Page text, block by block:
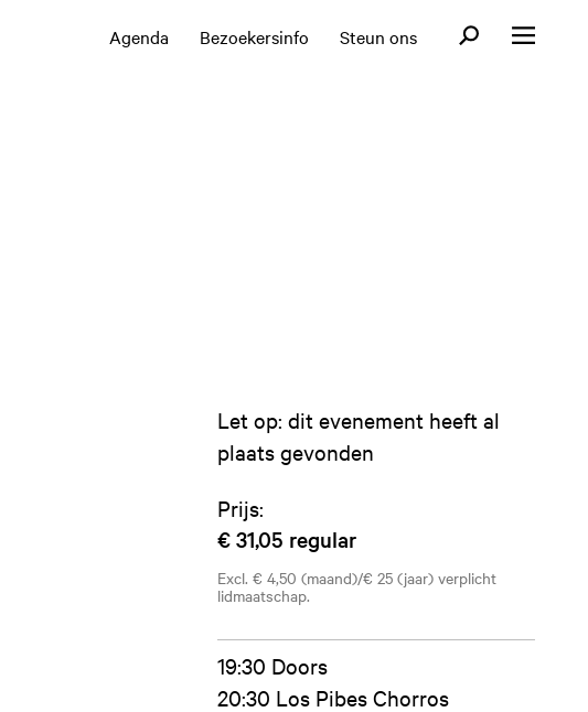
Agenda Bezoekersinfo Steun ons OpenOpen menu
Let op: dit evenement heeft al
plaats gevonden
Prijs:
€ 31,05 regular
Excl. € 4,50 (maand)/€ 25 (jaar) verplicht
lidmaatschap.
19:30 Doors
20:30 Los Pibes Chorros